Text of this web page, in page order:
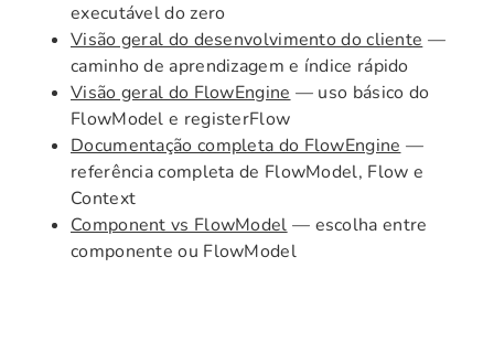
executável do zero
Visão geral do desenvolvimento do cliente —
caminho de aprendizagem e índice rápido
Visão geral do FlowEngine — uso básico do
FlowModel e registerFlow
Documentação completa do FlowEngine —
referência completa de FlowModel, Flow e
Context
Component vs FlowModel — escolha entre
componente ou FlowModel